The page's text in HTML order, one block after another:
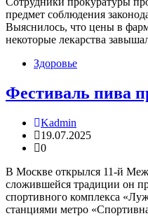
предмет соблюдения
Выяснилось, что цены в
некоторые лекарства
Здоровье
Фестиваль пива
Kadmin
19.07.2025
0
В Москве открылся 11-й
сложившейся традиции он
спортивного комплекса
станциями метро